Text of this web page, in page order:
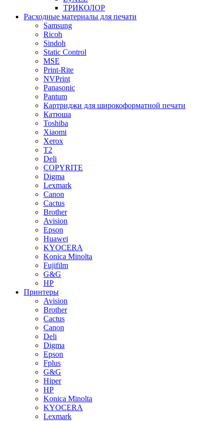
ТРИКОЛОР
Расходные материалы для печати
Samsung
Ricoh
Sindoh
Static Control
MSE
Print-Rite
NVPrint
Panasonic
Pantum
Картриджи для широкоформатной печати
Катюша
Toshiba
Xiaomi
Xerox
T2
Deli
COPYRITE
Digma
Lexmark
Canon
Cactus
Brother
Avision
Epson
Huawei
KYOCERA
Konica Minolta
Fujifilm
G&G
HP
Принтеры
Avision
Brother
Cactus
Canon
Deli
Digma
Epson
Fplus
G&G
Hiper
HP
Konica Minolta
KYOCERA
Lexmark